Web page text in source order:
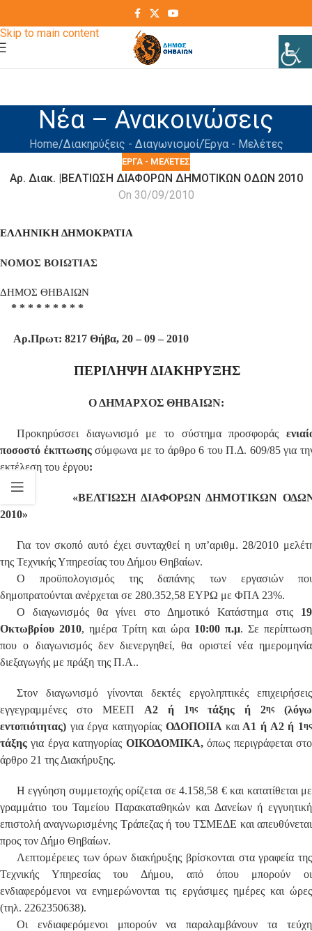
Skip to main content
Νέα – Ανακοινώσεις
Home Διακηρύξεις - Διαγωνισμοί Έργα - Μελέτες
ΈΡΓΑ - ΜΕΛΈΤΕΣ
Αρ. Διακ. |ΒΕΛΤΙΩΣΗ ΔΙΑΦΟΡΩΝ ΔΗΜΟΤΙΚΩΝ ΟΔΩΝ 2010
On 30/09/2010
ΕΛΛΗΝΙΚΗ ΔΗΜΟΚΡΑΤΙΑ
ΝΟΜΟΣ ΒΟΙΩΤΙΑΣ
ΔΗΜΟΣ ΘΗΒΑΙΩΝ
* * * * * * * * *
Αρ.Πρωτ: 8217 Θήβα, 20 – 09 – 2010
ΠΕΡΙΛΗΨΗ ΔΙΑΚΗΡΥΞΗΣ
Ο ΔΗΜΑΡΧΟΣ ΘΗΒΑΙΩΝ:
Προκηρύσσει διαγωνισμό με το σύστημα προσφοράς
ποσοστό έκπτωσηςσύμφωνα με το άρθρο 6 του Π.Δ. 609/85 για
εκτέλεση του έργου:
«ΒΕΛΤΙΩΣΗ ΔΙΑΦΟΡΩΝ ΔΗΜΟΤΙΚΩΝ
2010»
Για τον σκοπό αυτό έχει συνταχθεί η υπ’αριθμ. 28/2010
της Τεχνικής Υπηρεσίας του Δήμου Θηβαίων.
Ο προϋπολογισμός της δαπάνης των εργασιών
δημοπρατούνται ανέρχεται σε 280.352,58 ΕΥΡΩ με ΦΠΑ 23%.
Ο διαγωνισμός θα γίνει στο Δημοτικό Κατάστημα στις 19
Οκτωβρίου 2010, ημέρα Τρίτη και ώρα 10:00 π.μ. Σε περίπτωση
που ο διαγωνισμός δεν διενεργηθεί, θα οριστεί νέα ημερομηνία
διεξαγωγής με πράξη της Π.Α..
Στον διαγωνισμό γίνονται δεκτές εργοληπτικές επιχειρήσεις
εγγεγραμμένες στο ΜΕΕΠ Α2 ή 1ης τάξης ή 2ης
(λόγω
εντοπιότητας) για έργα κατηγορίας ΟΔΟΠΟΙΙΑ και Α1 ή Α2 ή 1ης
τάξηςγια έργα κατηγορίας ΟΙΚΟΔΟΜΙΚΑ,όπως περιγράφεται στο
άρθρο 21 της Διακήρυξης.
Η εγγύηση συμμετοχής ορίζεται σε 4.158,58 € και κατατίθεται με
γραμμάτιο του Ταμείου Παρακαταθηκών και Δανείων ή εγγυητική
επιστολή αναγνωρισμένης Τράπεζας ή του ΤΣΜΕΔΕ και απευθύνεται
προς τον Δήμο Θηβαίων.
Λεπτομέρειες των όρων διακήρυξης βρίσκονται στα γραφεία της
Τεχνικής Υπηρεσίας του Δήμου, από όπου μπορούν οι
ενδιαφερόμενοι να ενημερώνονται τις εργάσιμες ημέρες και ώρες
(τηλ. 2262350638).
Οι ενδιαφερόμενοι μπορούν να παραλαμβάνουν τα τεύχη